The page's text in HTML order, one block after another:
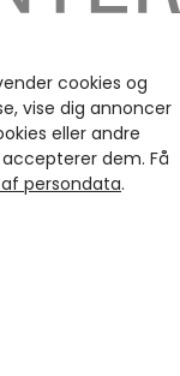
cookies og
vise dig annoncer
eller andre
dem. Få
persondata.